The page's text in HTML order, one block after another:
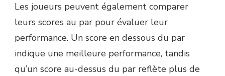
Les joueurs peuvent également comparer
leurs scores au par pour évaluer leur
performance. Un score en dessous du par
indique une meilleure performance, tandis
qu’un score au-dessus du par reflète plus de